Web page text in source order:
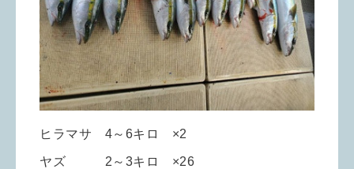
ヒラマサ 4～6キロ ×2
ヤズ 2～3キロ ×26